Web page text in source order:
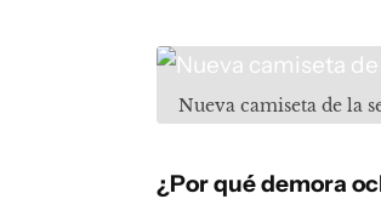
Nueva camiseta de la
¿Por qué demora